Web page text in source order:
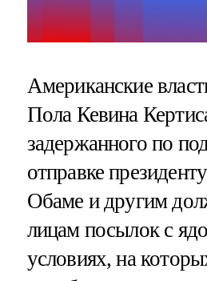
Американские
Пола Кевина
задержанного по
отправке
Обаме и другим
лицам посылок с
условиях, на